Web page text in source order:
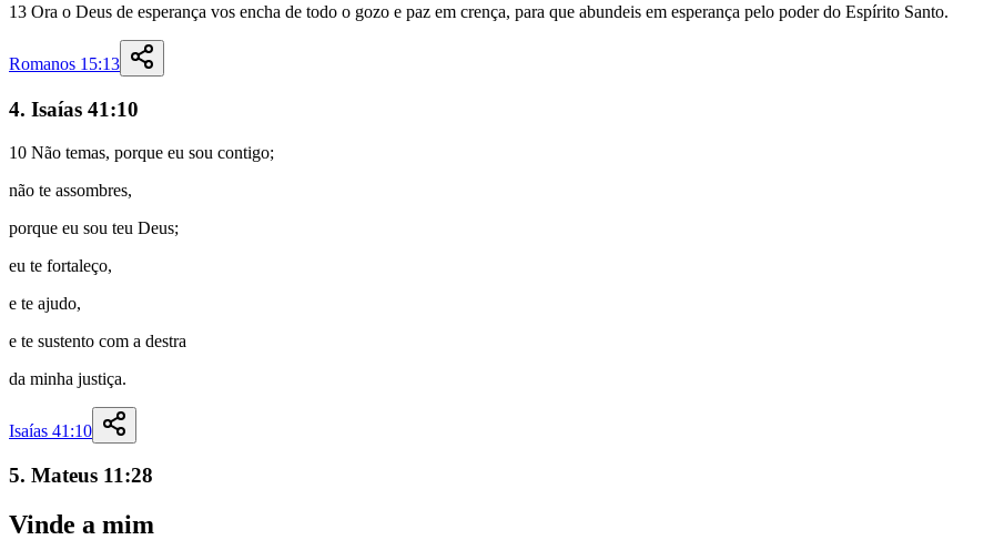
13 Ora o Deus de esperança vos encha de todo o gozo e paz em crença, para que abundeis em esperança pelo poderdo Espírito Santo.
Romanos 15:13
4. Isaías 41:10
10 Não temas, porque eu sou contigo;
não te assombres,
porque eu sou teu Deus;
eu te fortaleço,
e te ajudo,
e te sustento com a destra
da minha justiça.
Isaías 41:10
5. Mateus 11:28
Vinde a mim